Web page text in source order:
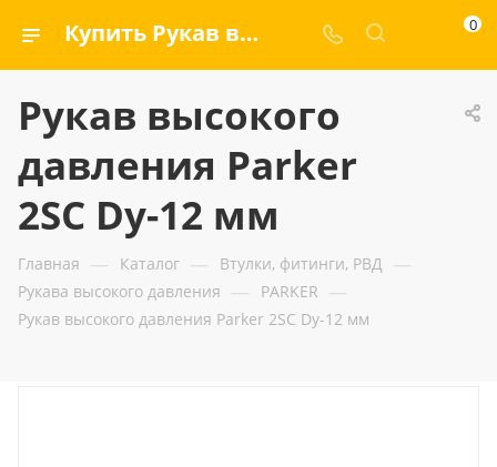
Купить Рукав высокого давления Parker 2SC Dу-12 мм — ООО «ГИДРАМАКС» 0
Рукав высокого
давления Parker
2SC Dу-12 мм
Главная — Каталог — Втулки, фитинги, РВД —
Рукава высокого давления — PARKER —
Рукав высокого давления Parker 2SC Dу-12 мм